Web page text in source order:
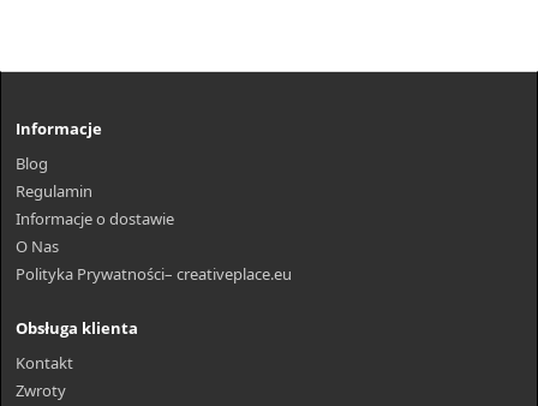
Informacje
Blog
Regulamin
Informacje o dostawie
O Nas
Polityka Prywatności– creativeplace.eu
Obsługa klienta
Kontakt
Zwroty